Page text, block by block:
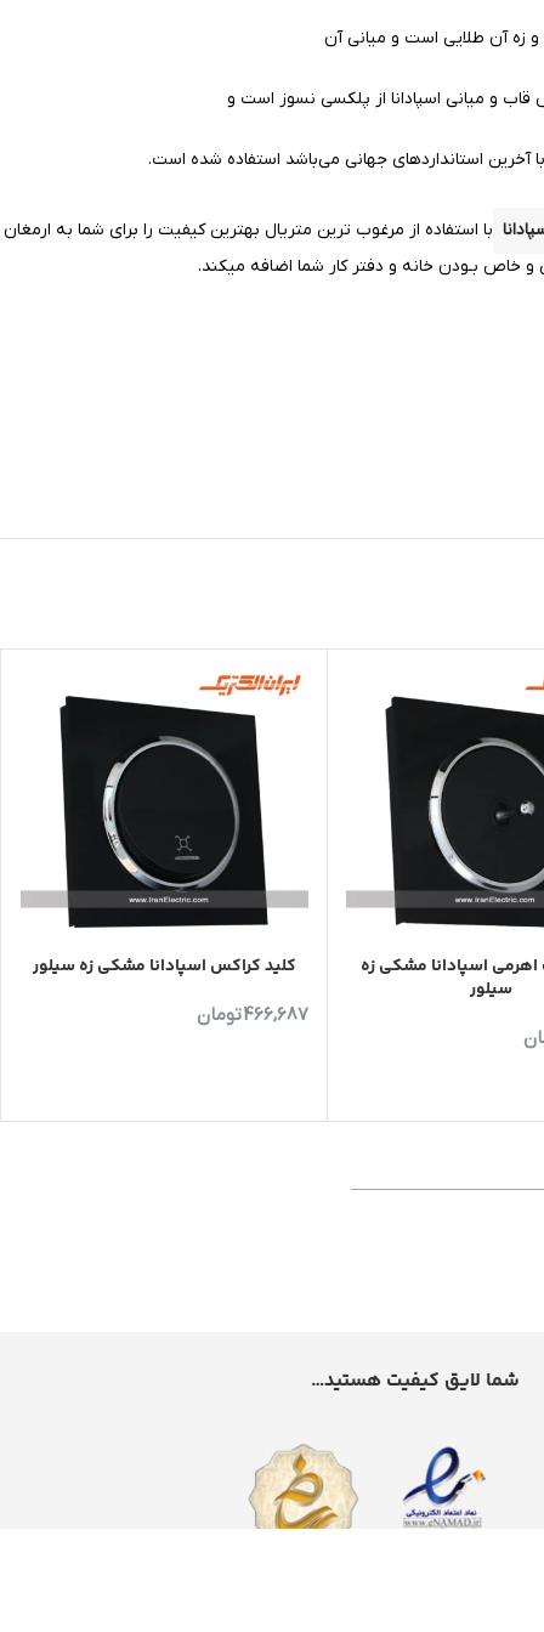
زه آن طلایی است و میانی آن
و میانی اسپادانا از پلکسی نسوز است و
آخرین استانداردهای جهانی می‌باشد استفاده شده است.
با استفاده از مرغوب ترین متریال بهترین کیفیت را برای شما به ارمغان
خاص بـودن خانه و دفتر کار شما اضافه میکند.
اسپادانا مشکی زه
سیلور
کلید کراکس اسپادانا مشکی زه سیلور
466,687تومان
شما لایق کیفیت هستید…